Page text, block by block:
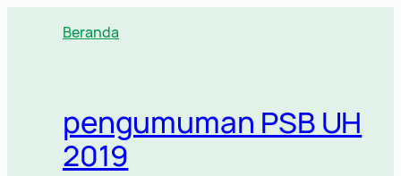
Beranda
pengumuman PSB UH
2019